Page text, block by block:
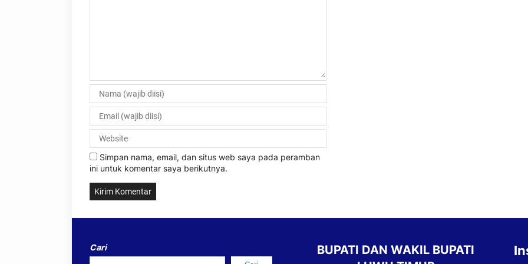
Simpan nama, email, dan situs web saya pada peramban
ini untuk komentar saya berikutnya.
Cari
BUPATI DAN WAKIL BUPATI